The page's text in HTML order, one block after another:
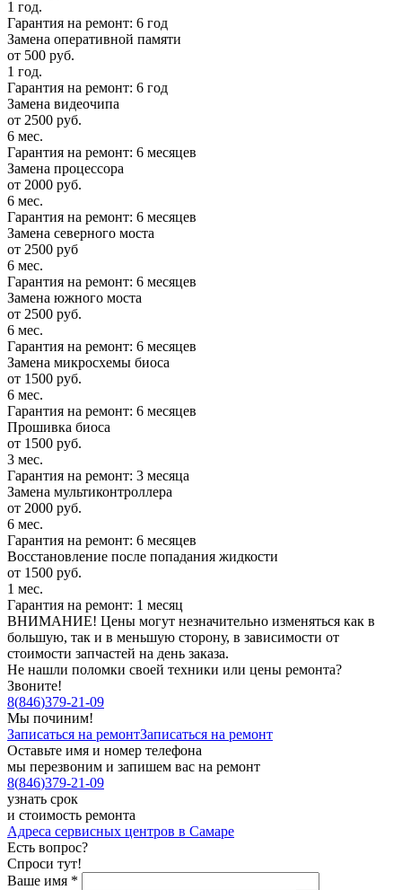
1 год.
Гарантия на ремонт: 6 год
Замена оперативной памяти
от 500 руб.
1 год.
Гарантия на ремонт: 6 год
Замена видеочипа
от 2500 руб.
6 мес.
Гарантия на ремонт: 6 месяцев
Замена процессора
от 2000 руб.
6 мес.
Гарантия на ремонт: 6 месяцев
Замена северного моста
от 2500 руб
6 мес.
Гарантия на ремонт: 6 месяцев
Замена южного моста
от 2500 руб.
6 мес.
Гарантия на ремонт: 6 месяцев
Замена микросхемы биоса
от 1500 руб.
6 мес.
Гарантия на ремонт: 6 месяцев
Прошивка биоса
от 1500 руб.
3 мес.
Гарантия на ремонт: 3 месяца
Замена мультиконтроллера
от 2000 руб.
6 мес.
Гарантия на ремонт: 6 месяцев
Восстановление после попадания жидкости
от 1500 руб.
1 мес.
Гарантия на ремонт: 1 месяц
ВНИМАНИЕ! Цены могут незначительно изменяться как в
большую, так и в меньшую сторону, в зависимости от
стоимости запчастей на день заказа.
Не нашли поломки своей техники или цены ремонта?
Звоните!
8(846)379-21-09
Мы починим!
Записаться на ремонтЗаписаться на ремонт
Оставьте имя и номер телефона
мы перезвоним и запишем вас на ремонт
8(846)379-21-09
узнать срок
и стоимость ремонта
Адреса сервисных центров в Самаре
Есть вопрос?
Спроси тут!
Ваше имя *